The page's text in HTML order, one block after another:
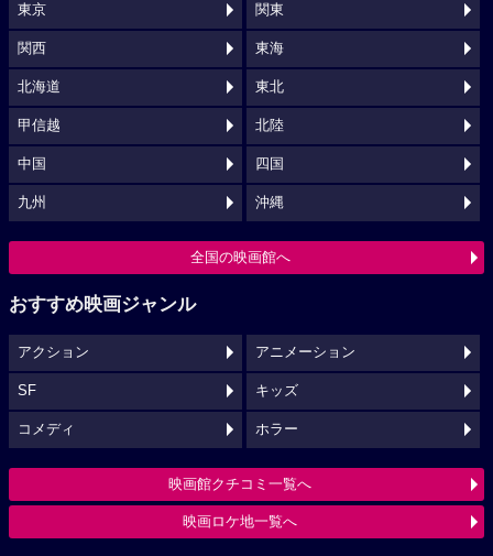
東京 関東
関西 東海
北海道 東北
甲信越 北陸
中国 四国
九州 沖縄
全国の映画館へ
おすすめ映画ジャンル
アクション アニメーション
SF キッズ
コメディ ホラー
映画館クチコミ一覧へ
映画ロケ地一覧へ